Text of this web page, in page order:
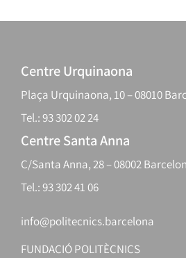
Centre Urquinaona
Plaça Urquinaona, 10 – 08010
Tel.: 93 302 02 24
Centre Santa Anna
C/Santa Anna, 28 – 08002
Tel.: 93 302 41 06
info@politecnics.barcelona
FUNDACIÓ POLITÈCNICS